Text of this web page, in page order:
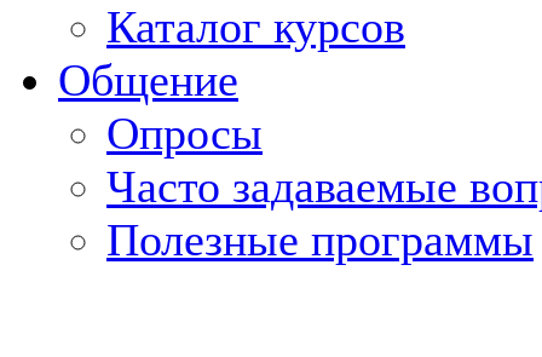
Каталог курсов
Общение
Опросы
Часто задаваемые
Полезные программы